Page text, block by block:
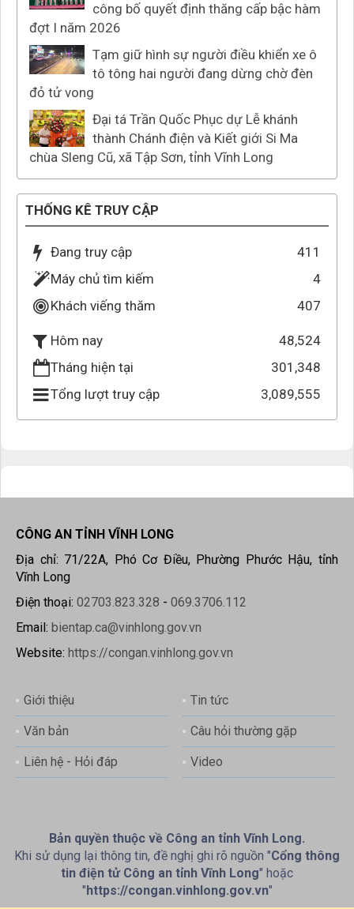
công bố quyết định thăng cấp bậc hàm
đợt I năm 2026
Tạm giữ hình sự người điều khiển xe ô
tô tông hai người đang dừng chờ đèn
đỏ tử vong
Đại tá Trần Quốc Phục dự Lễ khánh
thành Chánh điện và Kiết giới Si Ma
chùa Sleng Cũ, xã Tập Sơn, tỉnh Vĩnh Long
THỐNG KÊ TRUY CẬP
Đang truy cập
411
Máy chủ tìm kiếm
4
Khách viếng thăm
407
Hôm nay
48,524
Tháng hiện tại
301,348
Tổng lượt truy cập
3,089,555
CÔNG AN TỈNH VĨNH LONG
Địa chỉ: 71/22A, Phó Cơ Điều, Phường Phước Hậu, tỉnh
Vĩnh Long
Điện thoại: 02703.823.328 - 069.3706.112
Email: bientap.ca@vinhlong.gov.vn
Website: https://congan.vinhlong.gov.vn
Giới thiệu Tin tức
Văn bản Câu hỏi thường gặp
Liên hệ - Hỏi đáp Video
Bản quyền thuộc về Công an tỉnh Vĩnh Long.
Khi sử dụng lại thông tin, đề nghị ghi rõ nguồn "Cổng thông
tin điện tử Công an tỉnh Vĩnh Long" hoặc
"https://congan.vinhlong.gov.vn"